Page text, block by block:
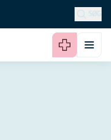
SØG